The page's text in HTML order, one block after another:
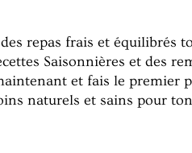
repas frais et équilibrés
Saisonnières et des
et fais le premier
naturels et sains pour